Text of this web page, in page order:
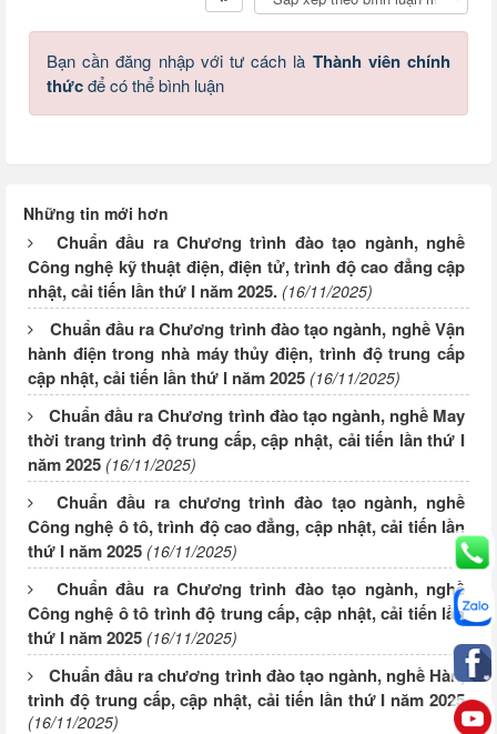
Bạn cần đăng nhập với tư cách là Thành viên chính
thứcđể có thể bình luận
Những tin mới hơn
Chuẩn đầu ra Chương trình đào tạo ngành, nghề
Công nghệ kỹ thuật điện, điện tử, trình độ cao đẳng cập
nhật, cải tiến lần thứ I năm 2025. (16/11/2025)
Chuẩn đầu ra Chương trình đào tạo ngành, nghề Vận
hành điện trong nhà máy thủy điện, trình độ trung cấp
cập nhật, cải tiến lần thứ I năm 2025 (16/11/2025)
Chuẩn đầu ra Chương trình đào tạo ngành, nghề May
thời trang trình độ trung cấp, cập nhật, cải tiến lần thứ I
năm 2025 (16/11/2025)
Chuẩn đầu ra chương trình đào tạo ngành, nghề
Công nghệ ô tô, trình độ cao đẳng, cập nhật, cải tiến lần
thứ I năm 2025 (16/11/2025)
Chuẩn đầu ra Chương trình đào tạo ngành, nghề
Công nghệ ô tô trình độ trung cấp, cập nhật, cải tiến lần
thứ I năm 2025 (16/11/2025)
Chuẩn đầu ra chương trình đào tạo ngành, nghề Hàn,
trình độ trung cấp, cập nhật, cải tiến lần thứ I năm 2025
(16/11/2025)